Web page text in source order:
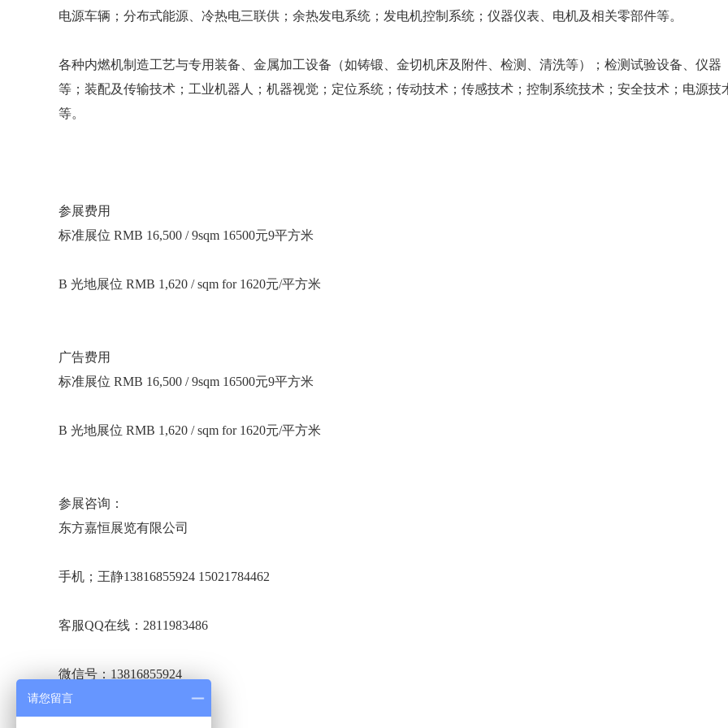
电源车辆；分布式能源、冷热电三联供；余热发电系统；发电机控制系统；仪器仪表、电机及相关零部件等。
各种内燃机制造工艺与专用装备、金属加工设备（如铸锻、金切机床及附件、检测、清洗等）；检测试验设备、仪器
等；装配及传输技术；工业机器人；机器视觉；定位系统；传动技术；传感技术；控制系统技术；安全技术；电源技
等。
参展费用
标准展位 RMB 16,500 / 9sqm 16500元9平方米
B 光地展位 RMB 1,620 / sqm for 1620元/平方米
广告费用
标准展位 RMB 16,500 / 9sqm 16500元9平方米
B 光地展位 RMB 1,620 / sqm for 1620元/平方米
参展咨询：
东方嘉恒展览有限公司
手机；王静13816855924 15021784462
客服QQ在线：2811983486
微信号：13816855924
请您留言